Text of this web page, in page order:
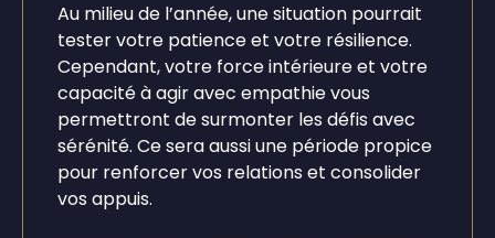
Au milieu de l’année, une situation pourrait
tester votre patience et votre résilience.
Cependant, votre force intérieure et votre
capacité à agir avec empathie vous
permettront de surmonter les défis avec
sérénité. Ce sera aussi une période propice
pour renforcer vos relations et consolider
vos appuis.